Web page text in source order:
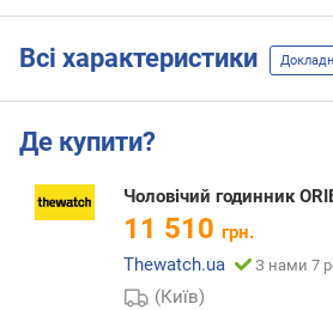
Всі характеристики
Де купити?
Чоловічий годинник
11 510 грн.
Thewatch.ua
З нами 7
(Київ)